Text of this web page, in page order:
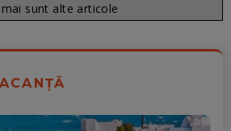
sunt alte articole